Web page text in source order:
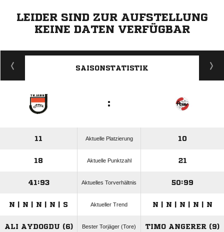
LEIDER SIND ZUR AUFSTELLUNG
KEINE DATEN VERFÜGBAR
ANZEIGE
SAISONSTATISTIK
:
11 Aktuelle Platzierung 10
18 Aktuelle Punktzahl 21
41:93 Aktuelles Torverhältnis 50:99
N | N | N | N | S Aktueller Trend N | N | N | N | N
ALI AYDOGDU (6) Bester Torjäger (Tore) TIMO ANGERER (9)